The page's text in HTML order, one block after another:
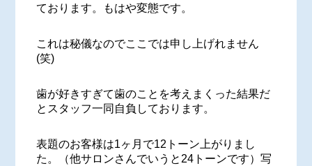
ております。もはや変態です。
これは秘儀なのでここでは申し上げれません
(笑)
歯が好きすぎて歯のことを考えまくった結果だ
とスタッフ一同自負しております。
表題のお客様は1ヶ月で12トーン上がりまし
た。（他サロンさんでいうと24トーンです）写